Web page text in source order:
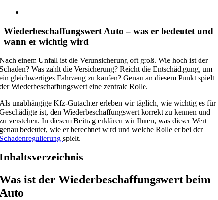
Wiederbeschaffungswert Auto – was er bedeutet und
wann er wichtig wird
Nach einem Unfall ist die Verunsicherung oft groß. Wie hoch ist der
Schaden? Was zahlt die Versicherung? Reicht die Entschädigung, um
ein gleichwertiges Fahrzeug zu kaufen? Genau an diesem Punkt spielt
der Wiederbeschaffungswert eine zentrale Rolle.
Als unabhängige Kfz-Gutachter erleben wir täglich, wie wichtig es für
Geschädigte ist, den Wiederbeschaffungswert korrekt zu kennen und
zu verstehen. In diesem Beitrag erklären wir Ihnen, was dieser Wert
genau bedeutet, wie er berechnet wird und welche Rolle er bei der
Schadenregulierungspielt.
Inhaltsverzeichnis
Was ist der Wiederbeschaffungswert beim
Auto